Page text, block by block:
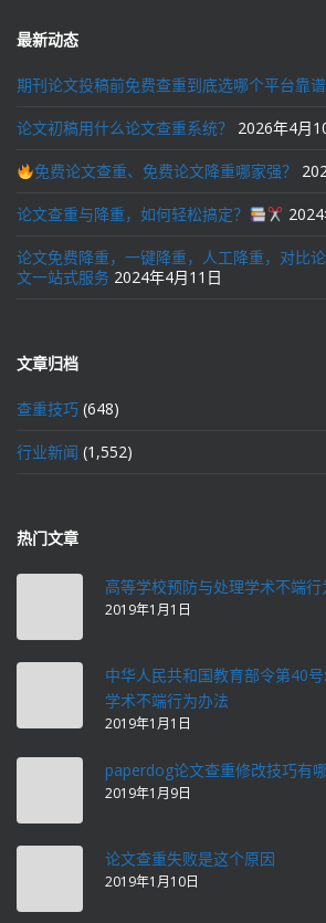
最新动态
期刊论文投稿前免费查重到底选哪个平台靠谱
论文初稿用什么论文查重系统？ 2026年4月
免费论文查重、免费论文降重哪家强？
论文查重与降重，如何轻松搞定？
论文免费降重，一键降重，人工降重，对比
文一站式服务 2024年4月11日
文章归档
查重技巧 (648)
行业新闻 (1,552)
热门文章
高等学校预防与处理学术不端行
2019年1月1日
中华人民共和国教育部令第40
学术不端行为办法
2019年1月1日
paperdog论文查重修改技巧有哪
2019年1月9日
论文查重失败是这个原因
2019年1月10日